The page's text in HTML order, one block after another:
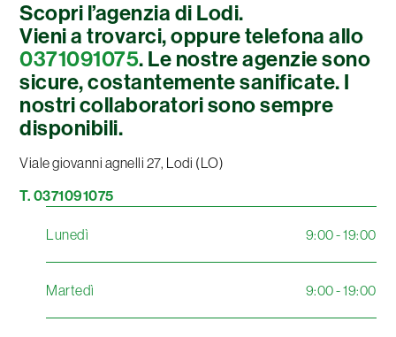
Scopri l’agenzia di Lodi.
Vieni a trovarci, oppure telefona allo
0371091075. Le nostre agenzie sono
sicure, costantemente sanificate. I
nostri collaboratori sono sempre
disponibili.
Viale giovanni agnelli 27, Lodi (LO)
T. 0371091075
Lunedì 9:00 - 19:00
Martedì 9:00 - 19:00